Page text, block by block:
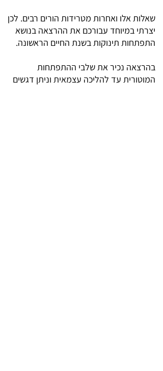
שאלות אלו ואחרות מטרידות הורים רבים. לכן
יצרתי במיוחד עבורכם את ההרצאה בנושא
התפתחות תינוקות בשנת החיים הראשונה.
בהרצאה נכיר את שלבי ההתפתחות
המוטורית עד להליכה עצמאית וניתן דגשים